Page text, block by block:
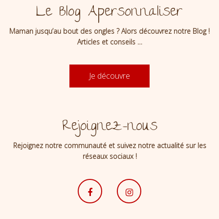
Le Blog Apersonnaliser
Maman jusqu’au bout des ongles ? Alors découvrez notre Blog !
Articles et conseils …
Je découvre
Rejoignez-nous
Rejoignez notre communauté et suivez notre actualité sur les
réseaux sociaux !